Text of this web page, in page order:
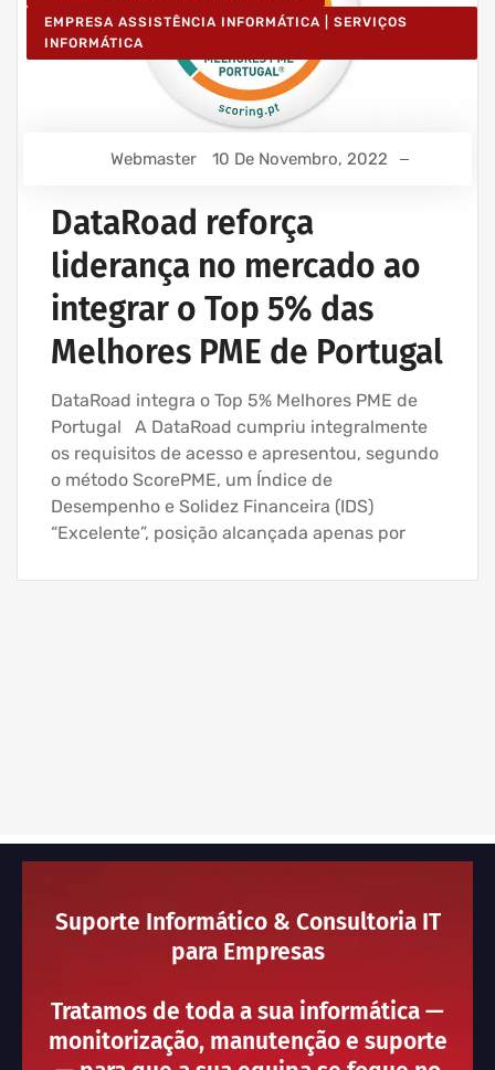
EMPRESA ASSISTÊNCIA INFORMÁTICA | SERVIÇOS
INFORMÁTICA
Webmaster 10 De Novembro, 2022
DataRoad reforça
liderança no mercado ao
integrar o Top 5% das
Melhores PME de Portugal
DataRoad integra o Top 5% Melhores PME de
Portugal A DataRoad cumpriu integralmente
os requisitos de acesso e apresentou, segundo
o método ScorePME, um Índice de
Desempenho e Solidez Financeira (IDS)
“Excelente”, posição alcançada apenas por
Suporte Informático & Consultoria IT
para Empresas
Tratamos de toda a sua informática —
monitorização, manutenção e suporte